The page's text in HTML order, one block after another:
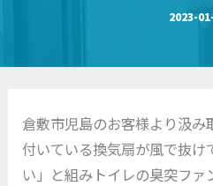
2023-
倉敷市児島のお客様より汲
付いている換気扇が風で抜
い」と組みトイレの臭突ファ